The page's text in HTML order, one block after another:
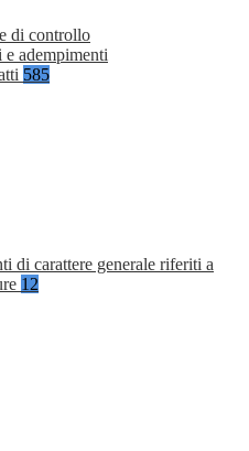
di controllo
adempimenti
585
di carattere generale riferiti a
12